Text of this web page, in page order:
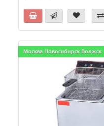
Москва Новосибирск Волжск